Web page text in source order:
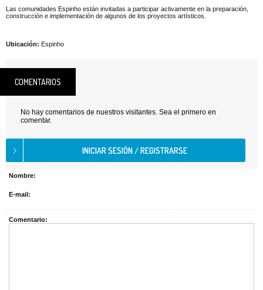
Las comunidades Espinho están invitadas a participar activamente en la preparación,
construcción e implementación de algunos de los proyectos artísticos.
Ubicación: Espinho
COMENTARIOS
No hay comentarios de nuestros visitantes. Sea el primero en
comentar.
Nombre:
E-mail:
Comentario: